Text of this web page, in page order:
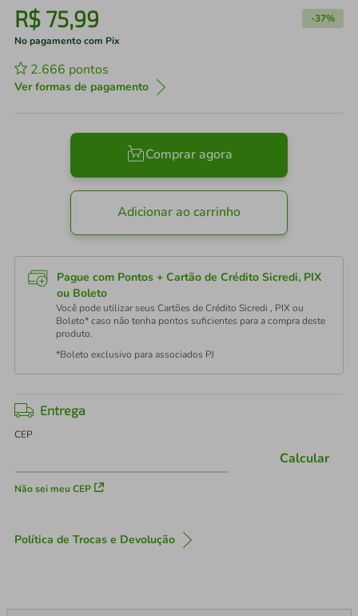
R$ 75,99 -37%
No pagamento com Pix
2.666 pontos
Ver formas de pagamento
Comprar agora
Adicionar ao carrinho
Pague com Pontos + Cartão de Crédito Sicredi, PIX
ou Boleto
Você pode utilizar seus Cartões de Crédito Sicredi , PIX ou
Boleto* caso não tenha pontos suficientes para a compra deste
produto.
*Boleto exclusivo para associados PJ
Entrega
CEP
Não sei meu CEP
Calcular
Política de Trocas e Devolução